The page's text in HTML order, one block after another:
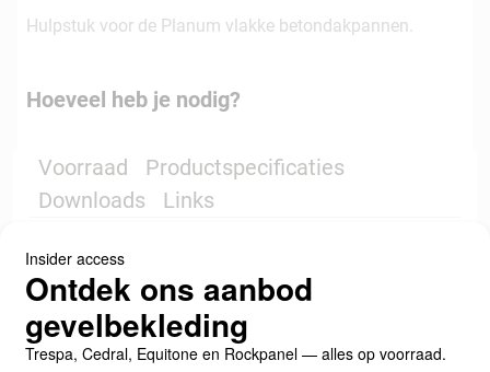
Hulpstuk voor de Planum vlakke betondakpannen.
Hoeveel heb je nodig?
Voorraad
Productspecificaties
Downloads
Links
Voorraad